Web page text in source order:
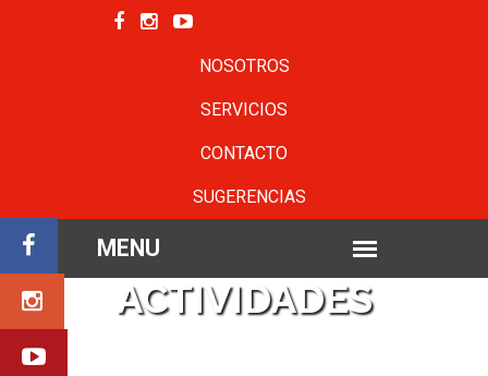
NOSOTROS
SERVICIOS
CONTACTO
SUGERENCIAS
ACTIVIDADES